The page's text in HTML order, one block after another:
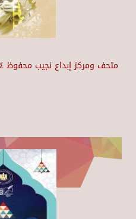
متحف ومركز إبداع نجيب محفوظ ١١٤ عاماً على ميلاد صاحب الثلاثية